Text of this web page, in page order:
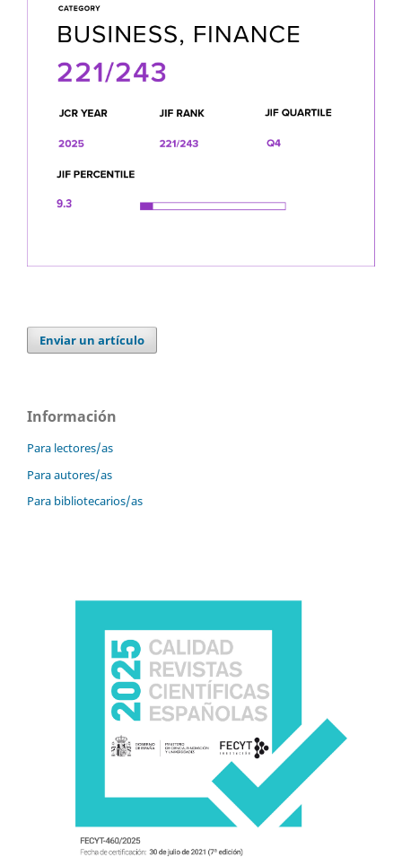
Enviar un artículo
Información
Para lectores/as
Para autores/as
Para bibliotecarios/as